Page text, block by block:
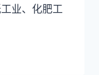
业、化肥工